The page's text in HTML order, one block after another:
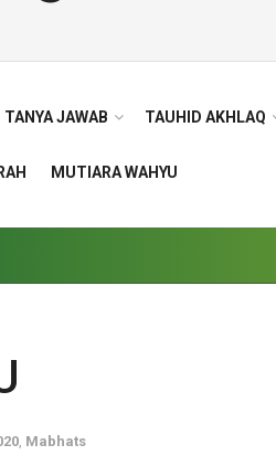
TANYA JAWAB TAUHID AKHLAQ
MUTIARA WAHYU
Mabhats